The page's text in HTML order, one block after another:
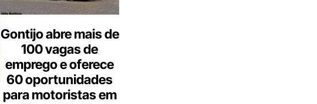
Gontijo abre mais de
100 vagas de
emprego e oferece
60 oportunidades
para motoristas em